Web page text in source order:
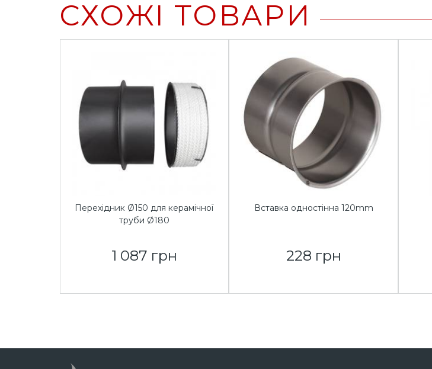
СХОЖІ ТОВАРИ
Перехідник Ø150 для керамічної
труби Ø180
1 087 грн
Вставка одностінна 120mm
228 грн